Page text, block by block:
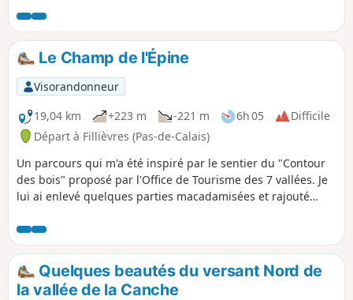
du Bois des Avents jusque Boubers-sur-Canche.
Le Champ de l'Épine
Visorandonneur
19,04 km
+223 m -221 m 6h 05
Difficile
Départ à Fillièvres (Pas-de-Calais)
Un parcours qui m'a été inspiré par le sentier du "Contour
des bois" proposé par l'Office de Tourisme des 7 vallées. Je
lui ai enlevé quelques parties macadamisées et rajouté
nature.
Quelques beautés du versant Nord de
la vallée de la Canche